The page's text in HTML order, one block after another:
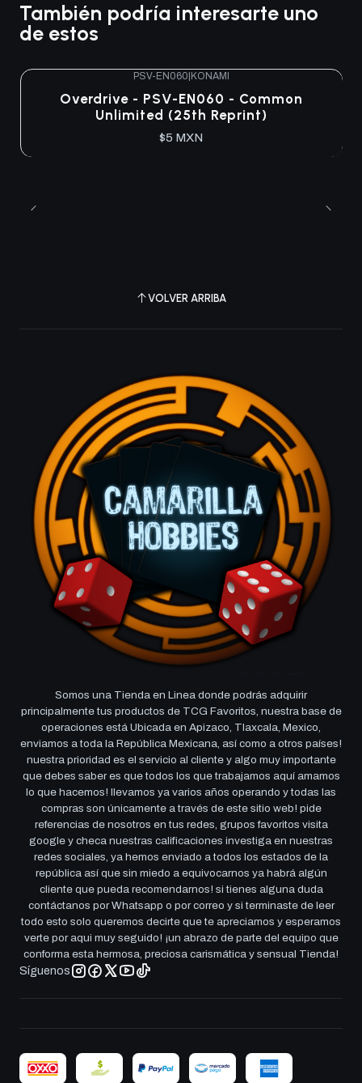
También podría interesarte uno
de estos
PSV-EN060 KONAMI
Overdrive - PSV-EN060 - Common
Unlimited (25th Reprint)
$5 MXN
VOLVER ARRIBA
Somos una Tienda en Linea donde podrás adquirir
principalmente tus productos de TCG Favoritos, nuestra base de
operaciones está Ubicada en Apizaco, Tlaxcala, Mexico,
enviamos a toda la República Mexicana, así como a otros países!
nuestra prioridad es el servicio al cliente y algo muy importante
que debes saber es que todos los que trabajamos aquí amamos
lo que hacemos! llevamos ya varios años operando y todas las
compras son únicamente a través de este sitio web! pide
referencias de nosotros en tus redes, grupos favoritos visita
google y checa nuestras calificaciones investiga en nuestras
redes sociales, ya hemos enviado a todos los estados de la
república así que sin miedo a equivocarnos ya habrá algún
cliente que pueda recomendarnos! si tienes alguna duda
contáctanos por Whatsapp o por correo y si terminaste de leer
todo esto solo queremos decirte que te apreciamos y esperamos
verte por aqui muy seguido! ¡un abrazo de parte del equipo que
conforma esta hermosa, preciosa carismática y sensual Tienda!
Síguenos